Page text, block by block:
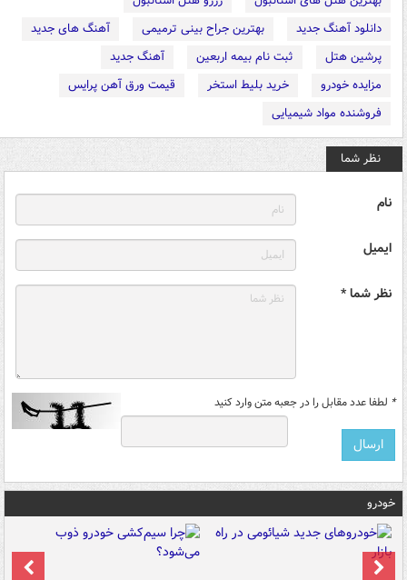
دانلود آهنگ جدید
بهترین جراح بینی ترمیمی
آهنگ های جدید
پرشین هتل
ثبت نام بیمه اربعین
آهنگ جدید
مزایده خودرو
خرید بلیط استخر
قیمت ورق آهن پرایس
فروشنده مواد شیمیایی
نظر شما
نام
ایمیل
نظر شما *
* لطفا عدد مقابل را در جعبه متن وارد کنید
خودرو